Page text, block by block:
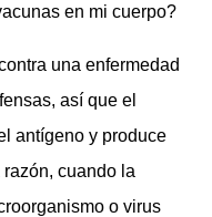
en mi cuerpo?
una enfermedad
así que el
antígeno y produce
cuando la
o virus